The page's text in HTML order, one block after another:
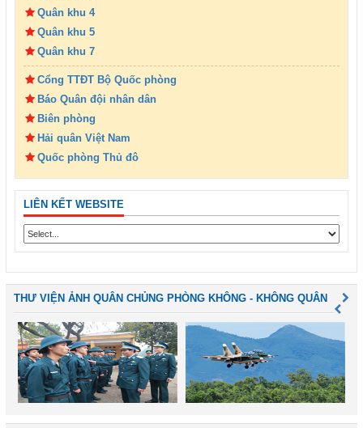
Quân khu 4
Quân khu 5
Quân khu 7
Cổng TTĐT Bộ Quốc phòng
Báo Quân đội nhân dân
Biên phòng
Hải quân Việt Nam
Quốc phòng Thủ đô
LIÊN KẾT WEBSITE
THƯ VIỆN ẢNH QUÂN CHỦNG PHÒNG KHÔNG - KHÔNG QUÂN